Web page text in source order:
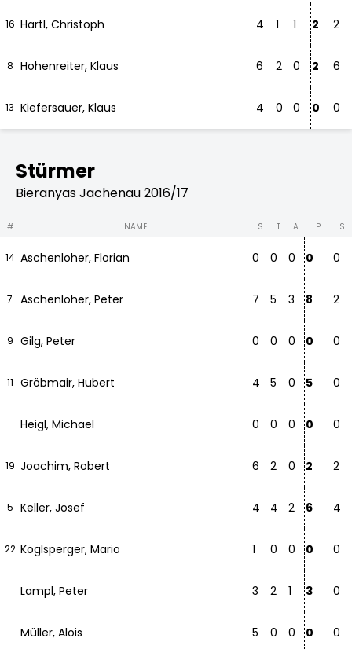
16 Hartl, Christoph 4 1 1 2 2
8 Hohenreiter, Klaus 6 2 0 2 6
13 Kiefersauer, Klaus 4 0 0 0 0
Stürmer
Bieranyas Jachenau 2016/17
# NAME S T A P S
14 Aschenloher, Florian 0 0 0 0 0
7 Aschenloher, Peter 7 5 3 8 2
9 Gilg, Peter 0 0 0 0 0
11 Gröbmair, Hubert 4 5 0 5 0
Heigl, Michael 0 0 0 0 0
19 Joachim, Robert 6 2 0 2 2
5 Keller, Josef 4 4 2 6 4
22 Köglsperger, Mario 1 0 0 0 0
Lampl, Peter 3 2 1 3 0
Müller, Alois 5 0 0 0 0